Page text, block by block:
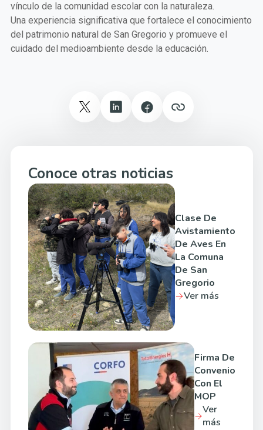
vínculo de la comunidad escolar con la naturaleza.
Una experiencia significativa que fortalece el conocimiento
del patrimonio natural de San Gregorio y promueve el
cuidado del medioambiente desde la educación.
Conoce otras noticias
Clase De
Avistamiento
De Aves En
La Comuna
De San
Gregorio
Ver más
Firma De
Convenio
Con El
MOP
Ver
más